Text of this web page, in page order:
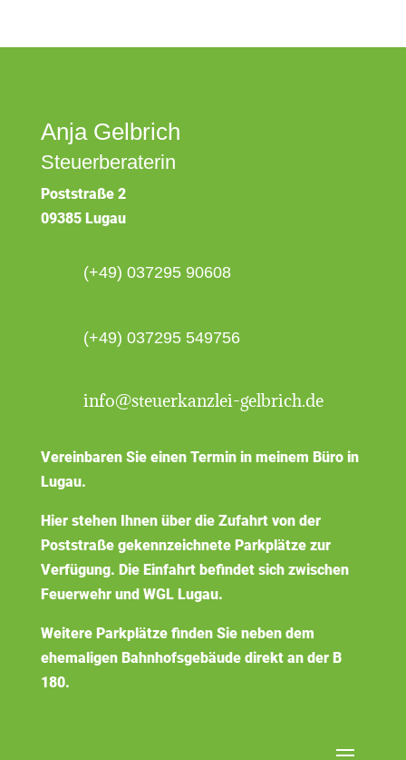
Anja Gelbrich
Steuerberaterin
Poststraße 2
09385 Lugau
(+49) 037295 90608
(+49) 037295 549756
info@steuerkanzlei-gelbrich.de
Vereinbaren Sie einen Termin in meinem Büro in
Lugau.
Hier stehen Ihnen über die Zufahrt von der
Poststraße gekennzeichnete Parkplätze zur
Verfügung. Die Einfahrt befindet sich zwischen
Feuerwehr und WGL Lugau.
Weitere Parkplätze finden Sie neben dem
ehemaligen Bahnhofsgebäude direkt an der B
180.